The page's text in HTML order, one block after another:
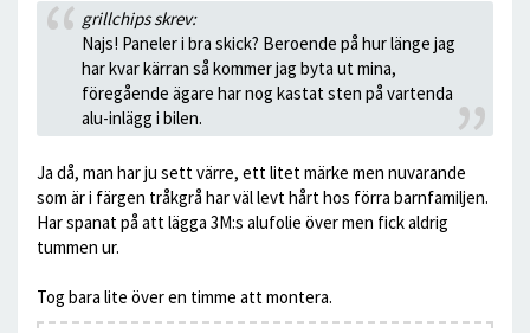
grillchips skrev:
Najs! Paneler i bra skick? Beroende på hur länge jag
har kvar kärran så kommer jag byta ut mina,
föregående ägare har nog kastat sten på vartenda
alu-inlägg i bilen.
Ja då, man har ju sett värre, ett litet märke men nuvarande
som är i färgen tråkgrå har väl levt hårt hos förra barnfamiljen.
Har spanat på att lägga 3M:s alufolie över men fick aldrig
tummen ur.
Tog bara lite över en timme att montera.